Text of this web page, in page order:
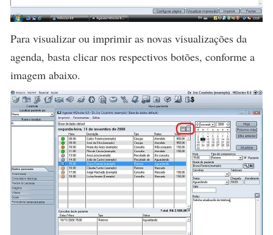
Para visualizar ou imprimir as novas visualizações da
agenda, basta clicar nos respectivos botões, conforme a
imagem abaixo.